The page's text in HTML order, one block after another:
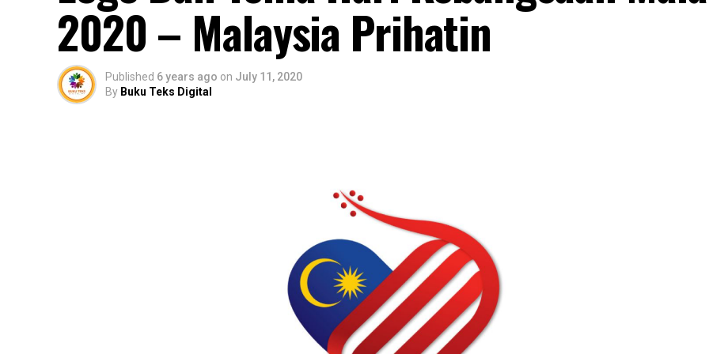
2020 – Malaysia Prihatin
Published 6 years ago on July 11, 2020
By Buku Teks Digital